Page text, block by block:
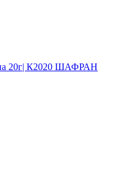
20г| К2020 ШАФРАН